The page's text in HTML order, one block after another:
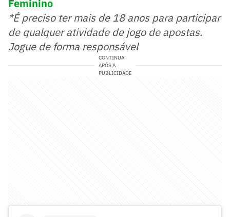
Feminino
*É preciso ter mais de 18 anos para participar
de qualquer atividade de jogo de apostas.
Jogue de forma responsável
CONTINUA
APÓS A
PUBLICIDADE